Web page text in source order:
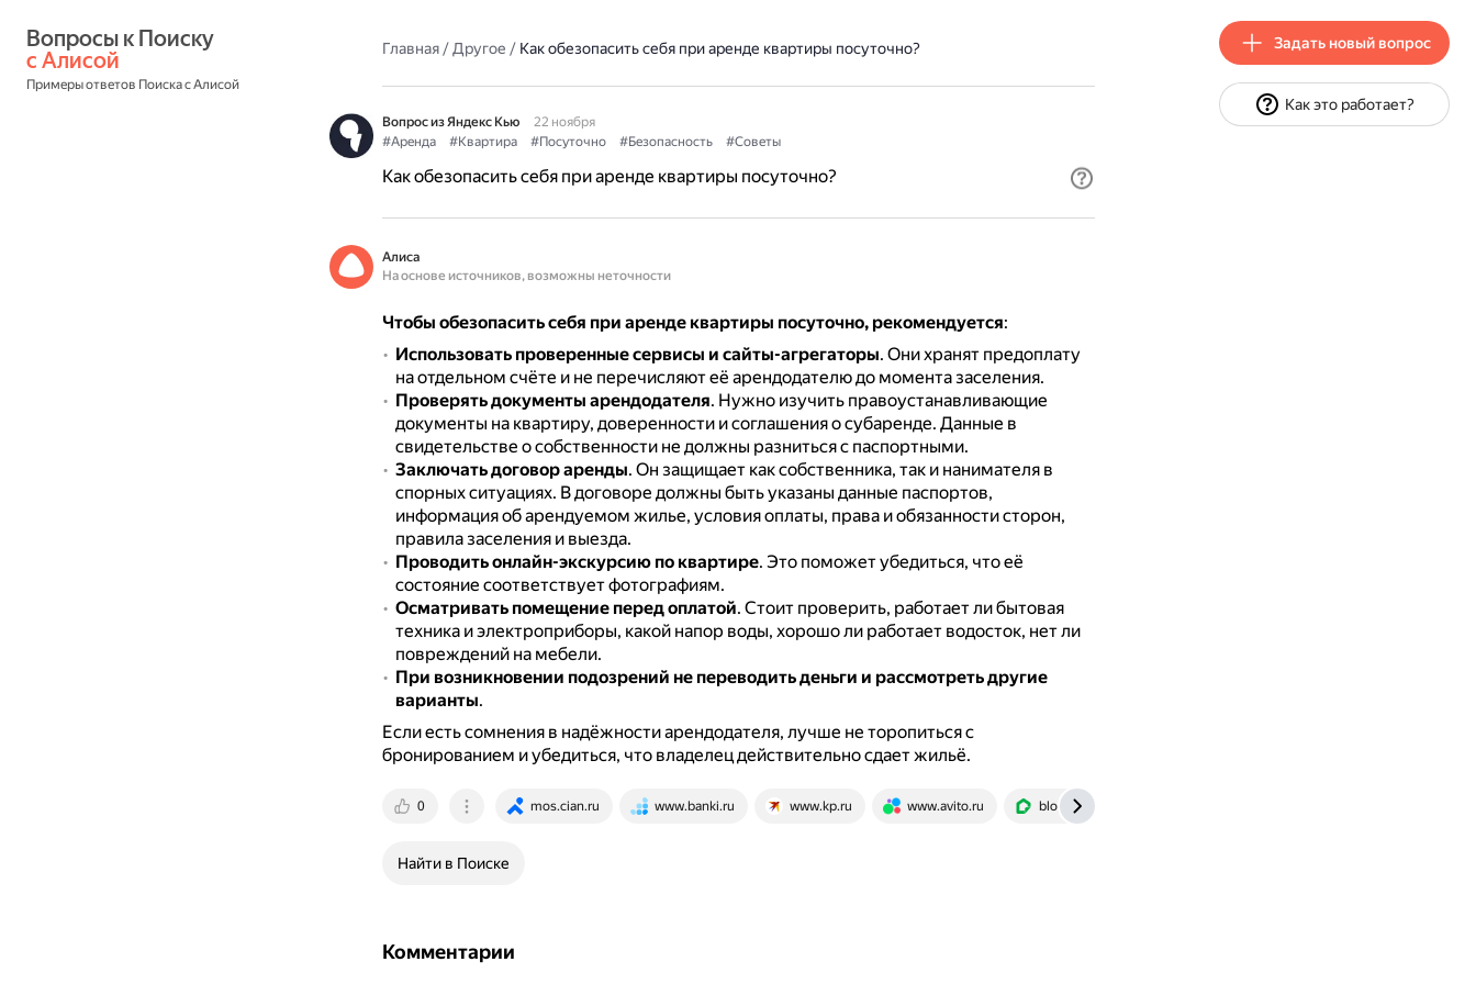
с Алисой
Примеры ответов Поиска с Алисой
Главная/Другое / Как обезопасить себя при аренде квартиры посуточно?
Вопрос из Яндекс Кью
22 ноября
#Аренда
#Квартира #Посуточно #Безопасность #Советы
Как обезопасить себя при аренде квартиры посуточно?
Алиса
На основе источников, возможны неточности
Чтобы обезопасить себя при аренде квартиры посуточно, рекомендуется:
Использовать проверенные сервисы и сайты-агрегаторы. Они хранят предоплату
на отдельном счёте и не перечисляют её арендодателю до момента заселения.
Проверять документы арендодателя. Нужно изучить правоустанавливающие
документы на квартиру, доверенности и соглашения о субаренде. Данные в
свидетельстве о собственности не должны разниться с паспортными.
Заключать договор аренды. Он защищает как собственника, так и нанимателя в
спорных ситуациях. В договоре должны быть указаны данные паспортов,
информация об арендуемом жилье, условия оплаты, права и обязанности сторон,
правила заселения и выезда.
Проводить онлайн-экскурсию по квартире. Это поможет убедиться, что её
состояние соответствует фотографиям.
Осматривать помещение перед оплатой. Стоит проверить, работает ли бытовая
техника и электроприборы, какой напор воды, хорошо ли работает водосток, нет ли
повреждений на мебели.
При возникновении подозрений не переводить деньги и рассмотреть другие
варианты.
Если есть сомнения в надёжности арендодателя, лучше не торопиться с
бронированием и убедиться, что владелец действительно сдает жильё.
0 mos.cian.ru www.banki.ru www.kp.ru www.avito.ru blog.domclick.ru
Найти в Поиске
Комментарии
Задать новый вопрос
Как это работает?